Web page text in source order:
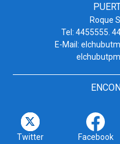
Roque
Tel: 4455555.
E-Mail:
Twitter Facebook